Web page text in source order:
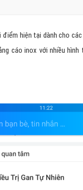
hiện tại dành cho các
cáo inox với nhiều